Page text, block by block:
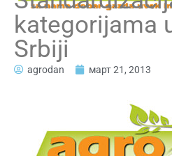
kategorijama
Srbiji
agrodan март 21, 2013